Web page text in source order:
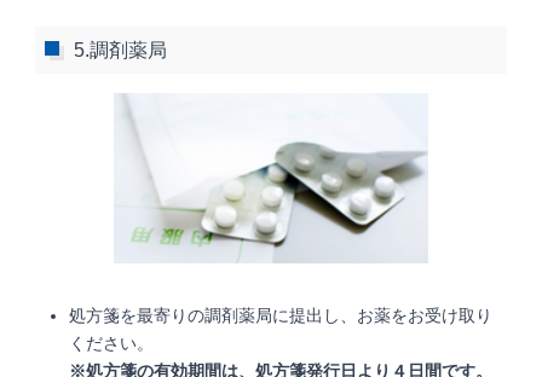
5.調剤薬局
処方箋を最寄りの調剤薬局に提出し、お薬をお受け取り
ください。
※処方箋の有効期間は、処方箋発行日より４日間です。